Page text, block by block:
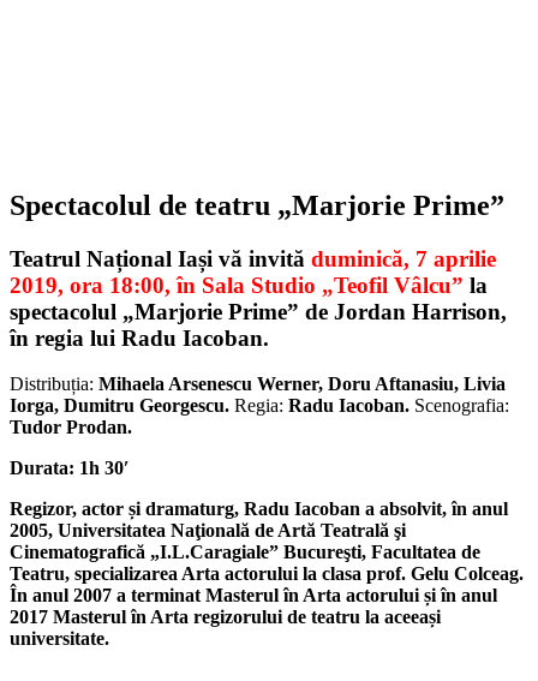
Spectacolul de teatru „Marjorie Prime”
Teatrul Național Iași vă invită duminică, 7 aprilie
2019, ora 18:00, în Sala Studio „Teofil Vâlcu” la
spectacolul „Marjorie Prime” de Jordan Harrison,
în regia lui Radu Iacoban.
Distribuția: Mihaela Arsenescu Werner, Doru Aftanasiu, Livia
Iorga, Dumitru Georgescu. Regia: Radu Iacoban. Scenografia:
Tudor Prodan.
Durata: 1h 30′
Regizor, actor și dramaturg, Radu Iacoban a absolvit, în anul
2005, Universitatea Naţională de Artă Teatrală şi
Cinematografică „I.L.Caragiale” Bucureşti, Facultatea de
Teatru, specializarea Arta actorului la clasa prof. Gelu Colceag.
În anul 2007 a terminat Masterul în Arta actorului și în anul
2017 Masterul în Arta regizorului de teatru la aceeași
universitate.